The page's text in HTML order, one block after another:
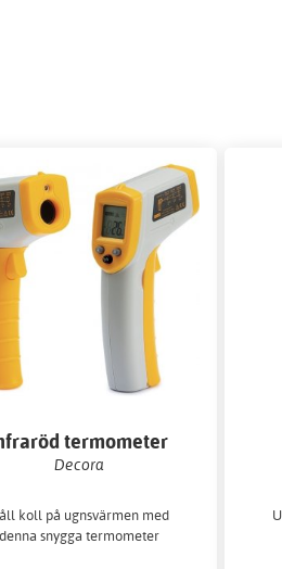
termometer
Decora
koll på ugnsvärmen med
denna snygga termometer